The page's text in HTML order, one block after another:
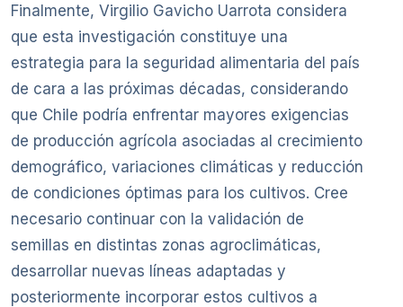
Finalmente, Virgilio Gavicho Uarrota considera
que esta investigación constituye una
estrategia para la seguridad alimentaria del país
de cara a las próximas décadas, considerando
que Chile podría enfrentar mayores exigencias
de producción agrícola asociadas al crecimiento
demográfico, variaciones climáticas y reducción
de condiciones óptimas para los cultivos. Cree
necesario continuar con la validación de
semillas en distintas zonas agroclimáticas,
desarrollar nuevas líneas adaptadas y
posteriormente incorporar estos cultivos a